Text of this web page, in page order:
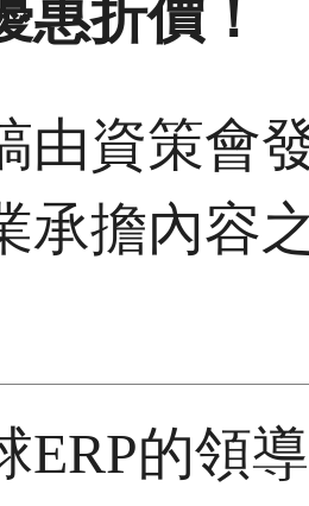
惠折價！
由資策會
承擔內容
ERP的領